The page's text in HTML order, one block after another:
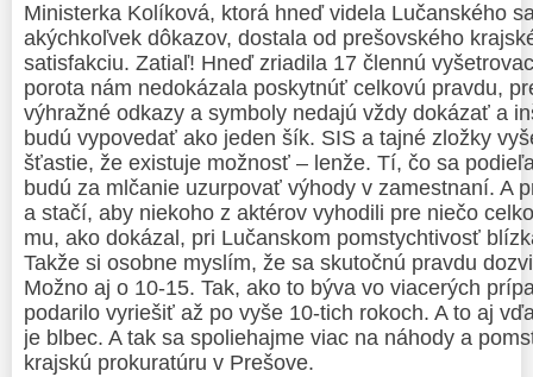
Ministerka Kolíková, ktorá hneď videla Lučanského
akýchkoľvek dôkazov, dostala od prešovského
satisfakciu. Zatiaľ! Hneď zriadila 17 člennú
porota nám nedokázala poskytnúť celkovú pravdu,
výhražné odkazy a symboly nedajú vždy dokázať a
budú vypovedať ako jeden šík. SIS a tajné zložky
šťastie, že existuje možnosť – lenže. Tí, čo sa
budú za mlčanie uzurpovať výhody v zamestnaní. A
a stačí, aby niekoho z aktérov vyhodili pre niečo
mu, ako dokázal, pri Lučanskom pomstychtivosť
Takže si osobne myslím, že sa skutočnú pravdu
Možno aj o 10-15. Tak, ako to býva vo viacerých
podarilo vyriešiť až po vyše 10-tich rokoch. A to aj
je blbec. A tak sa spoliehajme viac na náhody a
krajskú prokuratúru v Prešove.